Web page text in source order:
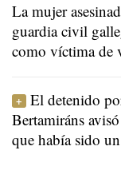
La mujer
guardia civil
como víctima de
El detenido
Bertamiráns
que había sido